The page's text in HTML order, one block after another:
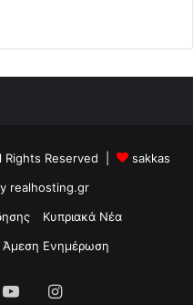
Rights Reserved |
sakkas
realhosting.gr
Κυπριακά Νέα
Άμεση Ενημέρωση
YouTubeInstagram